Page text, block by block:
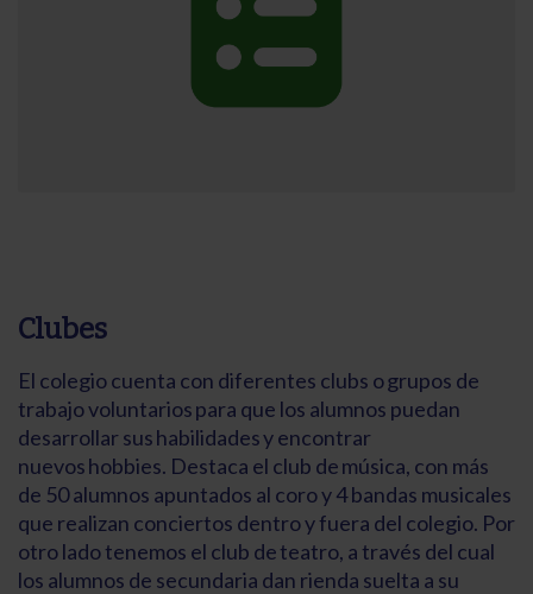
Clubes
El colegio cuenta con diferentes clubs o grupos de
trabajo voluntarios para que los alumnos puedan
desarrollar sus habilidades y encontrar
nuevos hobbies. Destaca el club de música, con más
de 50 alumnos apuntados al coro y 4 bandas musicales
que realizan conciertos dentro y fuera del colegio. Por
otro lado tenemos el club de teatro, a través del cual
los alumnos de secundaria dan rienda suelta a su